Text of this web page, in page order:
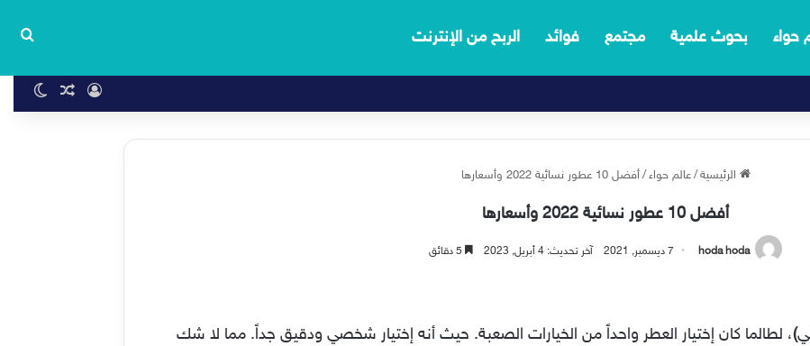
حواء بحوث علمية مجتمع فوائد الربح من الإنترنت
تسجيل الدخول
مقال
الرئيسية / عالم حواء / أفضل 10 عطور نسائية 2022 وأسعارها
أفضل 10 عطور نسائية 2022 وأسعارها
hoda hoda 7 ديسمبر, 2021 آخر تحديث: 4 أبريل, 2023
)، لطالما كان إختيار العطر واحداً من الخيارات الصعبة. حيث أنه إختيار شخصي ودقيق جداً. مما لا شك